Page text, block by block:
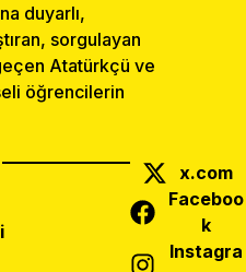
duyarlı,
sorgulayan
Atatürkçü ve
öğrencilerin
x.com
Faceboo
k
Instagra